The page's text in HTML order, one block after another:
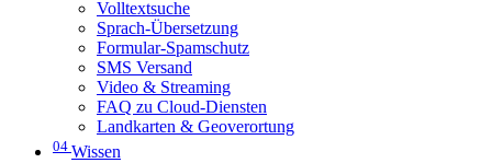
Volltextsuche
Sprach-Übersetzung
Formular-Spamschutz
SMS Versand
Video & Streaming
FAQ zu Cloud-Diensten
Landkarten & Geoverortung
04 Wissen